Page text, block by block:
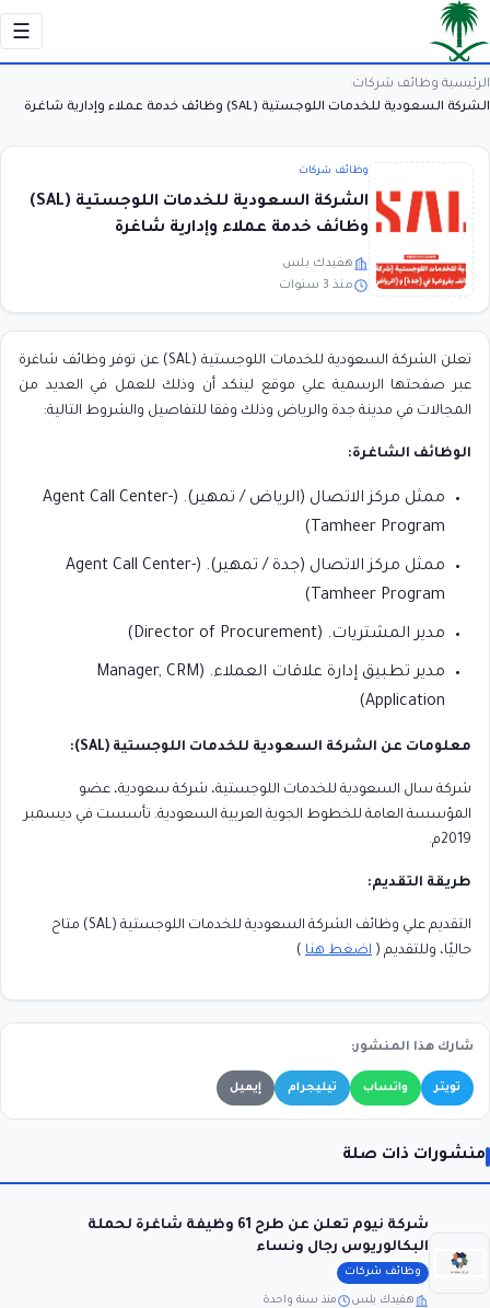
☰
الرئيسية وظائف شركات
الشركة السعودية للخدمات اللوجستية (SAL) وظائف خدمة عملاء وإدارية شاغرة
وظائف شركات
الشركة السعودية للخدمات اللوجستية (SAL)
وظائف خدمة عملاء وإدارية شاغرة
هفيدك بلس
منذ 3 سنوات
تعلن الشركة السعودية للخدمات اللوجستية (SAL) عن توفر وظائف شاغرة
عبر صفحتها الرسمية علي موقع لينكد أن وذلك للعمل في العديد من
المجالات في مدينة جدة والرياض وذلك وفقا للتفاصيل والشروط التالية:
الوظائف الشاغرة:
ممثل مركز الاتصال (الرياض / تمهير). (Agent Call Center-
Tamheer Program)
ممثل مركز الاتصال (جدة / تمهير). (Agent Call Center-
Tamheer Program)
مدير المشتريات. (Director of Procurement)
مدير تطبيق إدارة علاقات العملاء. (Manager, CRM
Application)
معلومات عن الشركة السعودية للخدمات اللوجستية (SAL):
شركة سال السعودية للخدمات اللوجستية، شركة سعودية، عضو
المؤسسة العامة للخطوط الجوية العربية السعودية. تأسست في ديسمبر
2019م.
طريقة التقديم:
التقديم علي وظائف الشركة السعودية للخدمات اللوجستية (SAL) متاح
حاليًا، وللتقديم ( اضغط هنا )
شارك هذا المنشور:
تويتر واتساب تيليجرام إيميل
منشورات ذات صلة
شركة نيوم تعلن عن طرح 61 وظيفة شاغرة لحملة
البكالوريوس رجال ونساء
وظائف شركات
هفيدك بلس منذ سنة واحدة